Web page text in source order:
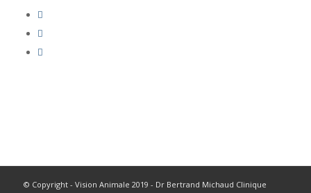
© Copyright - Vision Animale 2019 - Dr Bertrand Michaud Clinique